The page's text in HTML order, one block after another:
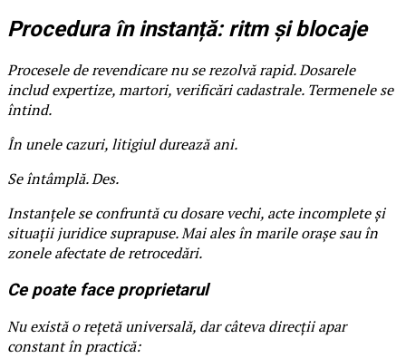
Procedura în instanță: ritm și blocaje
Procesele de revendicare nu se rezolvă rapid. Dosarele
includ expertize, martori, verificări cadastrale. Termenele se
întind.
În unele cazuri, litigiul durează ani.
Se întâmplă. Des.
Instanțele se confruntă cu dosare vechi, acte incomplete și
situații juridice suprapuse. Mai ales în marile orașe sau în
zonele afectate de retrocedări.
Ce poate face proprietarul
Nu există o rețetă universală, dar câteva direcții apar
constant în practică: